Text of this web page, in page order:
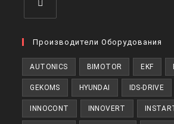
в
вкладке
Производители Оборудования
AUTONICS BIMOTOR EKF
GEKOMS HYUNDAI IDS-DRIVE
INNOCONT INNOVERT